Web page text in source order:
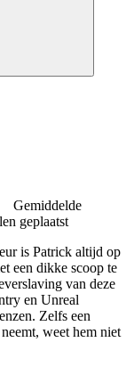
Gemiddelde
geplaatst
is Patrick altijd op
een dikke scoop te
van deze
en Unreal
Zelfs een
weet hem niet